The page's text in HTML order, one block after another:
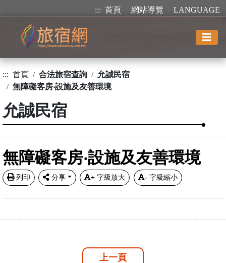
::: 首頁 網站導覽 LANGUAGE
::: 首頁 合法旅宿查詢
允誠民宿
無障礙客房‧設施及友善環境
允誠民宿
無障礙客房‧設施及友善環境
列印 分享 + 字級放大 - 字級縮小
上一頁